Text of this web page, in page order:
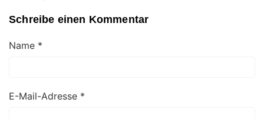
Schreibe einen Kommentar
Name *
E-Mail-Adresse *